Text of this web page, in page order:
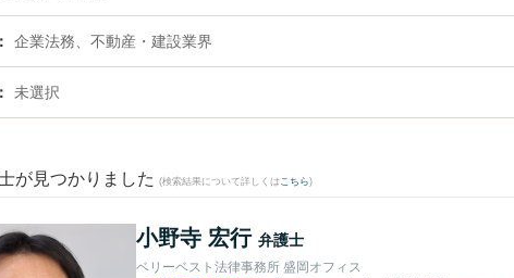
企業法務、不動産・建設業界
未選択
が見つかりました (検索結果について詳しくは こちら)
小野寺 宏行 弁護士
ベリーベスト法律事務所 盛岡オフィス